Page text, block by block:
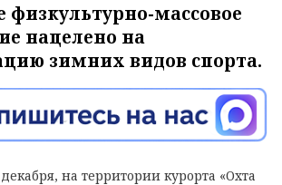
физкультурно-массовое
нацелено на
зимних видов спорта.
на территории курорта «Охта